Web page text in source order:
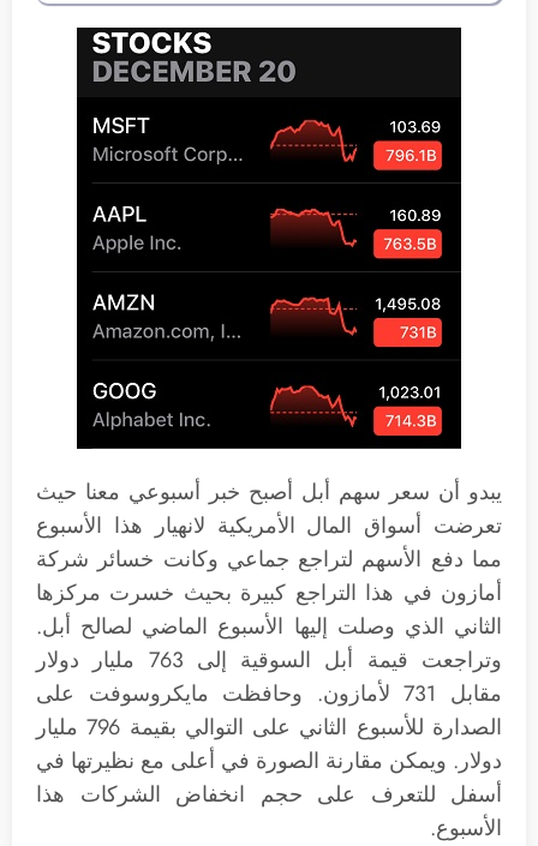
يبدو أن سعر سهم أبل أصبح خبر أسبوعي معنا حيث
تعرضت أسواق المال الأمريكية لانهيار هذا الأسبوع
مما دفع الأسهم لتراجع جماعي وكانت خسائر شركة
أمازون في هذا التراجع كبيرة بحيث خسرت مركزها
الثاني الذي وصلت إليها الأسبوع الماضي لصالح أبل.
وتراجعت قيمة أبل السوقية إلى 763 مليار دولار
مقابل 731 لأمازون. وحافظت مايكروسوفت على
الصدارة للأسبوع الثاني على التوالي بقيمة 796 مليار
دولار. ويمكن مقارنة الصورة في أعلى مع نظيرتها في
أسفل للتعرف على حجم انخفاض الشركات هذا
الأسبوع.